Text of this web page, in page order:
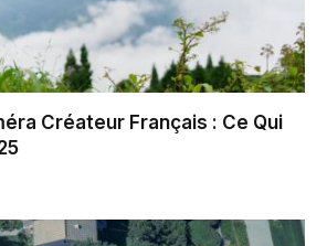
Créateur Français : Ce Qui